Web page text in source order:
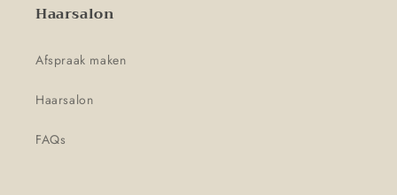
Haarsalon
Afspraak maken
Haarsalon
FAQs